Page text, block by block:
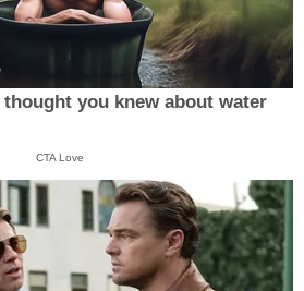
you knew about water
CTA Love